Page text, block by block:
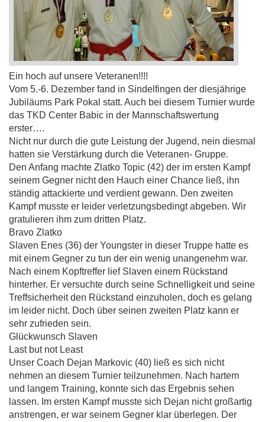
Ein hoch auf unsere Veteranen!!!!
Vom 5.-6. Dezember fand in Sindelfingen der diesjährige
Jubiläums Park Pokal statt. Auch bei diesem Turnier wurde
das TKD Center Babic in der Mannschaftswertung
erster….
Nicht nur durch die gute Leistung der Jugend, nein diesmal
hatten sie Verstärkung durch die Veteranen- Gruppe.
Den Anfang machte Zlatko Topic (42) der im ersten Kampf
seinem Gegner nicht den Hauch einer Chance ließ, ihn
ständig attackierte und verdient gewann. Den zweiten
Kampf musste er leider verletzungsbedingt abgeben. Wir
gratulieren ihm zum dritten Platz.
Bravo Zlatko
Slaven Enes (36) der Youngster in dieser Truppe hatte es
mit einem Gegner zu tun der ein wenig unangenehm war.
Nach einem Kopftreffer lief Slaven einem Rückstand
hinterher. Er versuchte durch seine Schnelligkeit und seine
Treffsicherheit den Rückstand einzuholen, doch es gelang
im leider nicht. Doch über seinen zweiten Platz kann er
sehr zufrieden sein.
Glückwunsch Slaven
Last but not Least
Unser Coach Dejan Markovic (40) ließ es sich nicht
nehmen an diesem Turnier teilzunehmen. Nach hartem
und langem Training, konnte sich das Ergebnis sehen
lassen. Im ersten Kampf musste sich Dejan nicht großartig
anstrengen, er war seinem Gegner klar überlegen. Der